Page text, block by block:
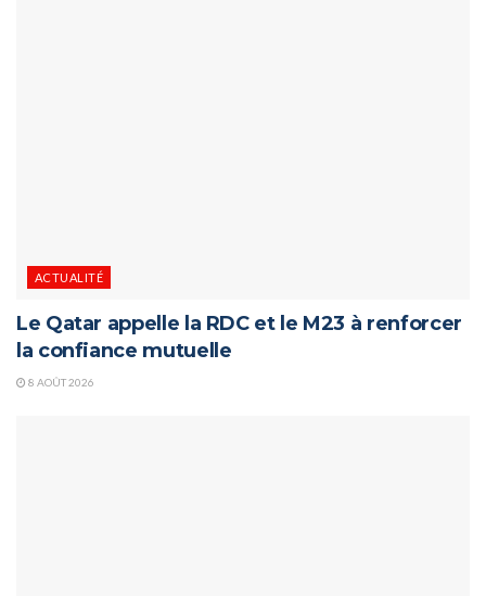
ACTUALITÉ
Le Qatar appelle la RDC et le M23 à renforcer
la confiance mutuelle
8 AOÛT 2026